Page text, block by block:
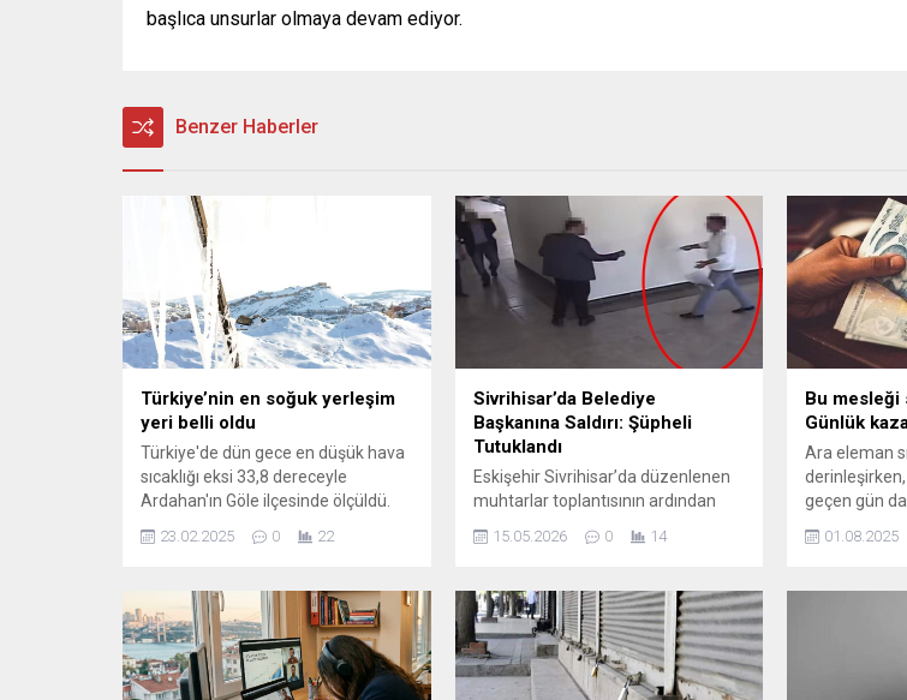
başlıca unsurlar olmaya devam ediyor.
Benzer Haberler
Türkiye’nin en soğuk yerleşim
yeri belli oldu
Türkiye'de dün gece en düşük hava
sıcaklığı eksi 33,8 dereceyle
Ardahan'ın Göle ilçesinde ölçüldü.
23.02.2025 0 22
Sivrihisar’da Belediye
Başkanına Saldırı: Şüpheli
Tutuklandı
Eskişehir Sivrihisar’da düzenlenen
muhtarlar toplantısının ardından
Başkanı Habil Dökmeci’ye yönelik
sırasında Belediye Başkan
Yardımcısı Mehmet Taş da
yaralanarak sağlık ekiplerinin
müdahalesiyle hastaneye kaldırıldı.
Olayın ardından polis ekipleri kısa
15.05.2026 0 14
Bu mesleği
Günlük
Ara eleman
geçen gün
birlikte yeni
ustalara olan
01.08.2025